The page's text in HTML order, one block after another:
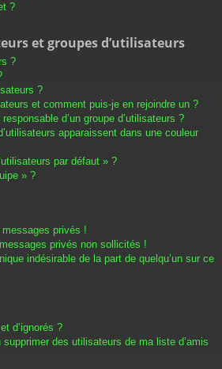
?
et groupes d’utilisateurs
?
?
et comment puis-je en rejoindre un ?
d’un groupe d’utilisateurs ?
apparaissent dans une couleur
par défaut » ?
» ?
privés !
privés non sollicités !
indésirable de la part de quelqu’un sur ce
d’ignorés ?
des utilisateurs de ma liste d’amis